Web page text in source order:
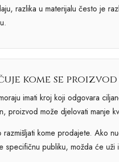
razlika u materijalu često je
kome se
imati kroj koji odgovara
proizvod može djelovati manje
kome prodajete. Ako
specifičnu publiku, možda će uži